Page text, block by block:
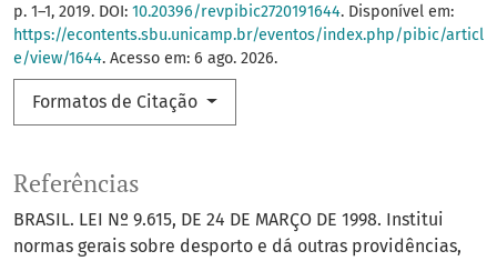
p. 1–1, 2019. DOI: 10.20396/revpibic2720191644. Disponível em:
https://econtents.sbu.unicamp.br/eventos/index.php/pibic/articl
e/view/1644. Acesso em: 6 ago. 2026.
Formatos de Citação
Referências
BRASIL. LEI Nº 9.615, DE 24 DE MARÇO DE 1998. Institui
normas gerais sobre desporto e dá outras providências,